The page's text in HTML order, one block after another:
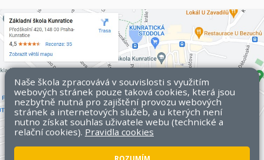
Naše škola zpracovává v souvislosti s využitím
webových stránek pouze taková cookies, která jsou
nezbytně nutná pro zajištění provozu webových
stránek a internetových služeb, a u kterých není
nutno získat souhlas uživatele webu (technické a
relační cookies). Pravidla cookies